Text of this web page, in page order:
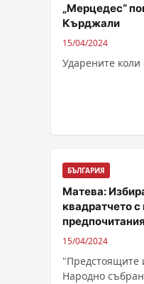
„Мерцедес“
Кърджали
15/04/2024
Ударените
БЪЛГАРИЯ
Матева:
квадратчето с
15/04/2024
"Предстоящите
Народно